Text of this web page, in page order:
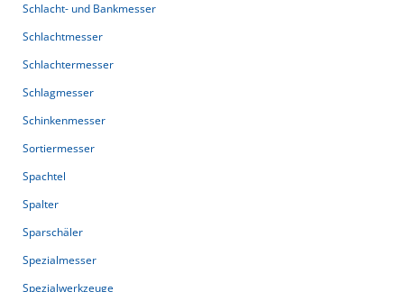
Schlacht- und Bankmesser
Schlachtmesser
Schlachtermesser
Schlagmesser
Schinkenmesser
Sortiermesser
Spachtel
Spalter
Sparschäler
Spezialmesser
Spezialwerkzeuge